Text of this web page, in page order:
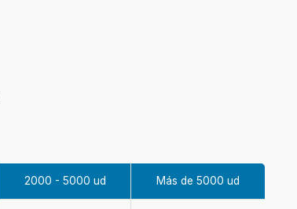
2000 - 5000 ud Más de 5000 ud